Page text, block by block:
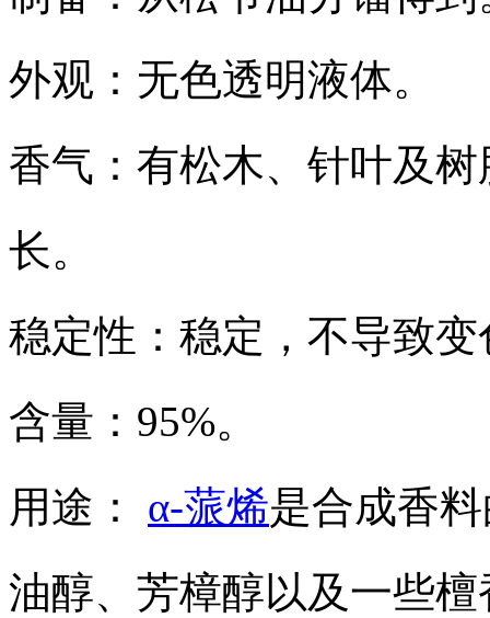
外观：无色透明液体。
香气：有松木、针叶及
长。
稳定性：稳定，不导致变
含量：95%。
用途： α-蒎烯是合成香
油醇、芳樟醇以及一些